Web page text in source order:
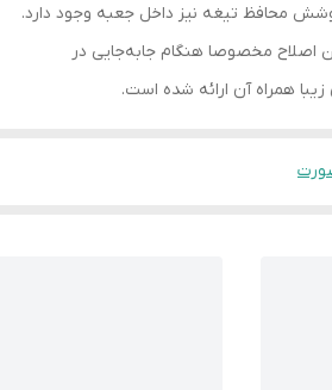
محافظ تیغه نیز داخل جعبه وجود دارد.
اصلاح مخصوصا هنگام جابه‌جایی در
همراه آن ارائه شده است.